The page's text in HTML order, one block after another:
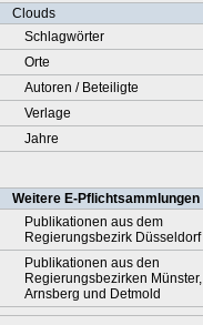
Clouds
Schlagwörter
Orte
Autoren / Beteiligte
Verlage
Jahre
Weitere E-Pflichtsammlungen
Publikationen aus dem
Regierungsbezirk Düsseldorf
Publikationen aus den
Regierungsbezirken Münster,
Arnsberg und Detmold